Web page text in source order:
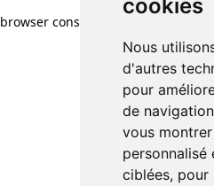
cookies
Nous
d'autres
pour
de
vous
ciblées,
browser console for more